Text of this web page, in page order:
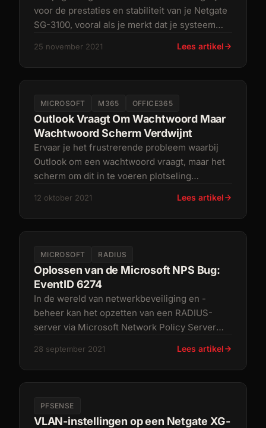
voor de prestaties en stabiliteit van je Netgate
SG-3100, vooral als je merkt dat je systeem
25 november 2021 Lees artikel
MICROSOFT M365 OFFICE365
Outlook Vraagt Om Wachtwoord Maar
Wachtwoord Scherm Verdwijnt
Ervaar je het frustrerende probleem waarbij
Outlook om een wachtwoord vraagt, maar het
scherm om dit in te voeren plotseling
12 oktober 2021 Lees artikel
MICROSOFT RADIUS
Oplossen van de Microsoft NPS Bug:
EventID 6274
In de wereld van netwerkbeveiliging en -
beheer kan het opzetten van een RADIUS-
server via Microsoft Network Policy Server
28 september 2021 Lees artikel
PFSENSE
VLAN-instellingen op een Netgate XG-